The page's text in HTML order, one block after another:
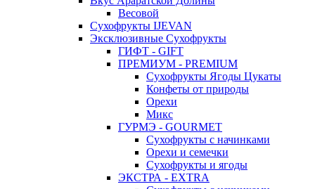
Весовой
Сухофрукты IJEVAN
Эксклюзивные Сухофрукты
ГИФТ - GIFT
ПРЕМИУМ - PREMIUM
Сухофрукты Ягоды Цукаты
Конфеты от природы
Орехи
Микс
ГУРМЭ - GOURMET
Сухофрукты с начинками
Орехи и семечки
Сухофрукты и ягоды
ЭКСТРА - EXTRA